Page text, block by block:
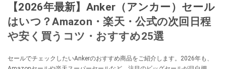
【2026年最新】Anker（アンカー）セール
はいつ？Amazon・楽天・公式の次回日程
や安く買うコツ・おすすめ25選
セールでチェックしたいAnkerのおすすめ商品をご紹介します。2026年も、